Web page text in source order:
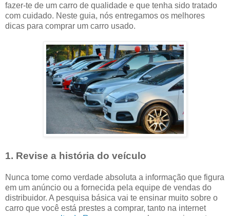
fazer-te de um carro de qualidade e que tenha sido tratado
com cuidado. Neste guia, nós entregamos os melhores
dicas para comprar um carro usado.
1. Revise a história do veículo
Nunca tome como verdade absoluta a informação que figura
em um anúncio ou a fornecida pela equipe de vendas do
distribuidor. A pesquisa básica vai te ensinar muito sobre o
carro que você está prestes a comprar, tanto na internet